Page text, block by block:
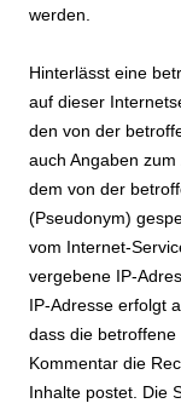
werden.
Hinterlässt eine
auf dieser
den von der
auch Angaben
dem von der
(Pseudonym)
vom Internet-
vergebene IP-
IP-Adresse erfolgt
dass die
Kommentar die
Inhalte postet. Die